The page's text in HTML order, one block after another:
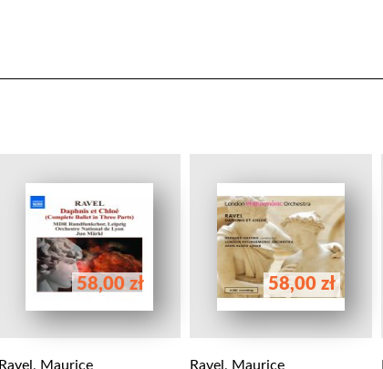
58,00 zł
Ravel, Maurice
58,00 zł
Ravel, Maurice